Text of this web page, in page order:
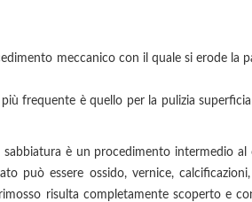
meccanico con il quale si erode la
più frequente è quello per la pulizia
sabbiatura è un procedimento intermedio
può essere ossido, vernice,
risulta completamente scoperto e